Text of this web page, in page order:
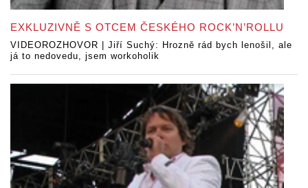
EXKLUZIVNĚ S OTCEM ČESKÉHO ROCK’N’ROLLU
VIDEOROZHOVOR | Jiří Suchý: Hrozně rád bych lenošil, ale
já to nedovedu, jsem workoholik